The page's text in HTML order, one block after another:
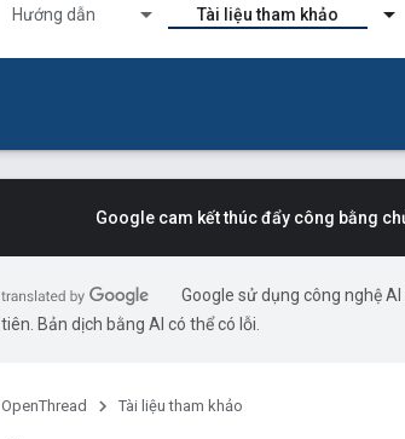
Hướng dẫn Tài liệu tham khảo
Google cam kết thúc đẩy công bằng
Google sử dụng công nghệ
tiên. Bản dịch bằng AI có thể có lỗi.
OpenThread Tài liệu tham khảo